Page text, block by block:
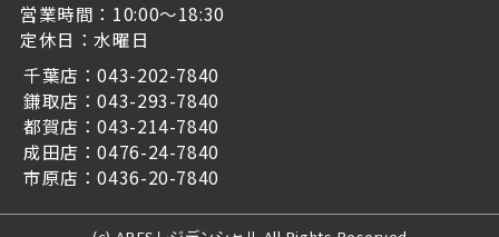
営業時間：10:00～18:30
定休日：水曜日
千葉店：043-202-7840
鎌取店：043-293-7840
都賀店：043-214-7840
成田店：0476-24-7840
市原店：0436-20-7840